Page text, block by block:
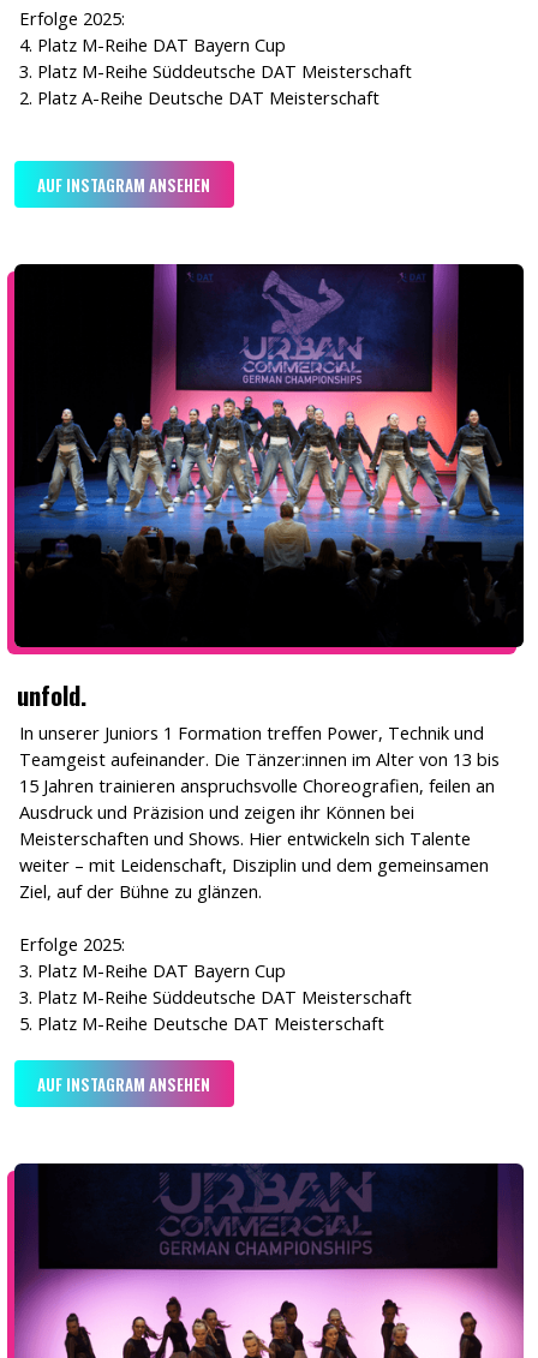
Erfolge 2025:
4. Platz M-Reihe DAT Bayern Cup
3. Platz M-Reihe Süddeutsche DAT Meisterschaft
2. Platz A-Reihe Deutsche DAT Meisterschaft
AUF INSTAGRAM ANSEHEN
unfold.
In unserer Juniors 1 Formation treffen Power, Technik und
Teamgeist aufeinander. Die Tänzer:innen im Alter von 13 bis
15 Jahren trainieren anspruchsvolle Choreografien, feilen an
Ausdruck und Präzision und zeigen ihr Können bei
Meisterschaften und Shows. Hier entwickeln sich Talente
weiter – mit Leidenschaft, Disziplin und dem gemeinsamen
Ziel, auf der Bühne zu glänzen.
Erfolge 2025:
3. Platz M-Reihe DAT Bayern Cup
3. Platz M-Reihe Süddeutsche DAT Meisterschaft
5. Platz M-Reihe Deutsche DAT Meisterschaft
AUF INSTAGRAM ANSEHEN